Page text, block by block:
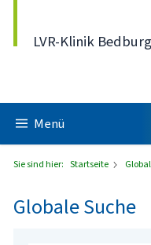
LVR-Klinik
Menü
Sie sind hier: Startseite
Globale Suche